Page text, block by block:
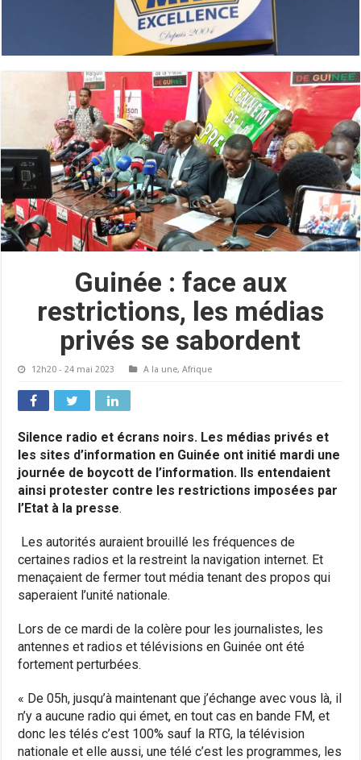
Guinée : face aux
restrictions, les médias
privés se sabordent
12h20 - 24 mai 2023 A la une,Afrique
Silence radio et écrans noirs. Les médias privés et
les sites d’information en Guinée ont initié mardi une
journée de boycott de l’information. Ils entendaient
ainsi protester contre les restrictions imposées par
l’Etat à la presse.
Les autorités auraient brouillé les fréquences de
certaines radios et la restreint la navigation internet. Et
menaçaient de fermer tout média tenant des propos qui
saperaient l’unité nationale.
Lors de ce mardi de la colère pour les journalistes, les
antennes et radios et télévisions en Guinée ont été
fortement perturbées.
« De 05h, jusqu’à maintenant que j’échange avec vous là, il
n’y a aucune radio qui émet, en tout cas en bande FM, et
donc les télés c’est 100% sauf la RTG, la télévision
nationale et elle aussi, une télé c’est les programmes, les